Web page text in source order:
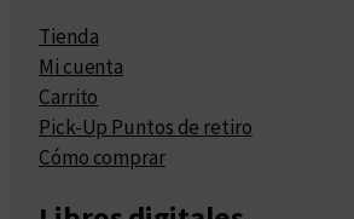
Tienda
Mi cuenta
Carrito
Pick-Up Puntos de retiro
Cómo comprar